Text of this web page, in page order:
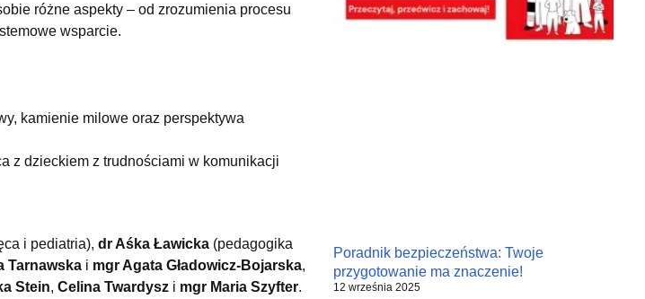
różne aspekty – od zrozumienia procesu
wsparcie.
kamienie milowe oraz perspektywa
z dzieckiem z trudnościami w komunikacji
i pediatria), dr Aśka Ławicka (pedagogika
Tarnawska i mgr Agata Gładowicz-Bojarska,
Stein, Celina Twardysz i mgr Maria Szyfter.
Poradnik bezpieczeństwa: Twoje
przygotowanie ma znaczenie!
12 września 2025